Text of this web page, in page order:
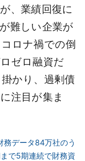
、業績回復に
難しい企業が
ロナ禍での倒
ゼロ融資だ
かり、過剰債
注目が集ま
務データ84万社のう
で5期連続で財務資